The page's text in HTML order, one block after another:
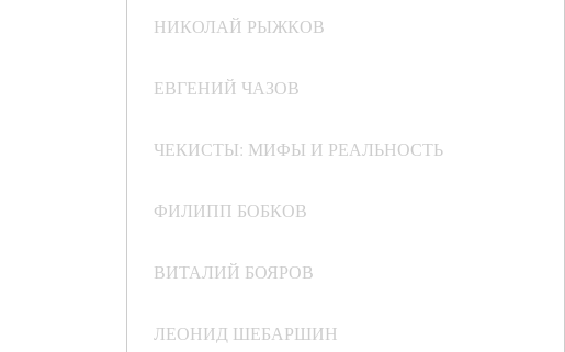
НИКОЛАЙ РЫЖКОВ
ЕВГЕНИЙ ЧАЗОВ
ЧЕКИСТЫ: МИФЫ И РЕАЛЬНОСТЬ
ФИЛИПП БОБКОВ
ВИТАЛИЙ БОЯРОВ
ЛЕОНИД ШЕБАРШИН